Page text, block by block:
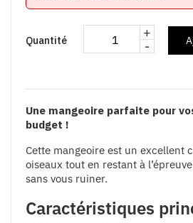
Quantité
+
-
Une mangeoire parfaite pour
budget !
Cette mangeoire est un excellent
oiseaux tout en restant à
sans vous ruiner.
Caractéristiques